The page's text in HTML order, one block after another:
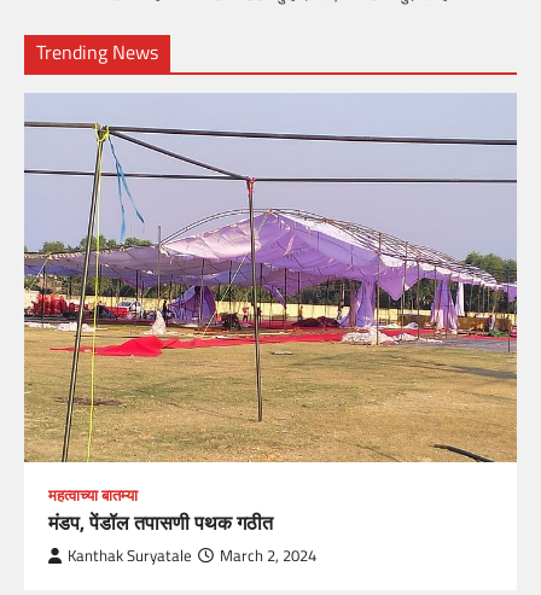
Trending News
महत्वाच्या बातम्या
मंडप, पेंडॉल तपासणी पथक गठीत
Kanthak Suryatale March 2, 2024